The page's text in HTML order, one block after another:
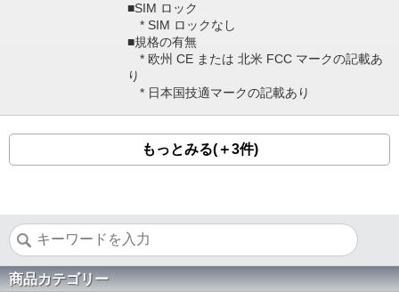
■SIM ロック
* SIM ロックなし
■規格の有無
* 欧州 CE または 北米 FCC マークの記載あ
り
* 日本国技適マークの記載あり
もっとみる(＋3件)
商品カテゴリー